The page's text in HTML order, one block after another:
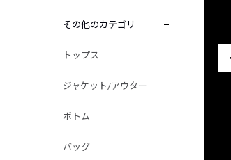
その他のカテゴリ
トップス
ジャケット/アウター
ボトム
バッグ
別注限定 ピグメントダイ バックプリント サーフ
プリントTシャツ